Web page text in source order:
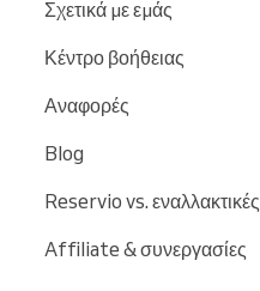
Σχετικά με εμάς
Κέντρο βοήθειας
Αναφορές
Blog
Reservio vs. εναλλακτικές
Affiliate & συνεργασίες